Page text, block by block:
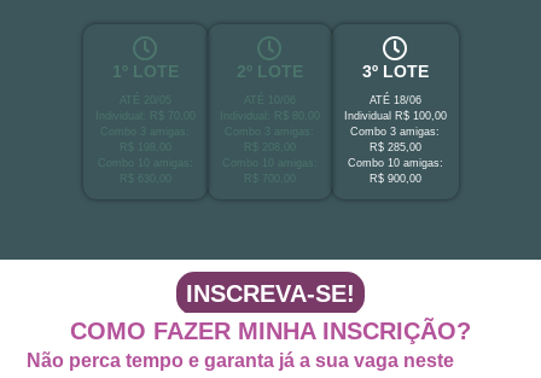
1º LOTE
ATÉ 20/05
Individual: R$ 70,00
Combo 3 amigas:
R$ 198,00
Combo 10 amigas:
R$ 630,00
2º LOTE
ATÉ 10/06
Individual: R$ 80,00
Combo 3 amigas:
R$ 208,00
Combo 10 amigas:
R$ 700,00
3º LOTE
ATÉ 18/06
Individual R$ 100,00
Combo 3 amigas:
R$ 285,00
Combo 10 amigas:
R$ 900,00
INSCREVA-SE!
COMO FAZER MINHA INSCRIÇÃO?
Não perca tempo e garanta já a sua vaga neste